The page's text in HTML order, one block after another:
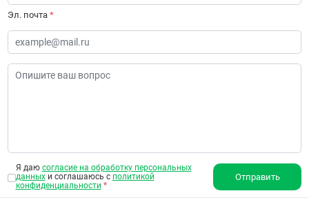
Эл. почта *
Я даю согласие на обработку персональных
данныхи соглашаюсь с политикой
конфиденциальности *
Отправить